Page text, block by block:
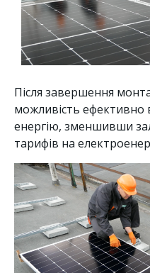
Після завершення
можливість ефективно
енергію, зменшивши
тарифів на